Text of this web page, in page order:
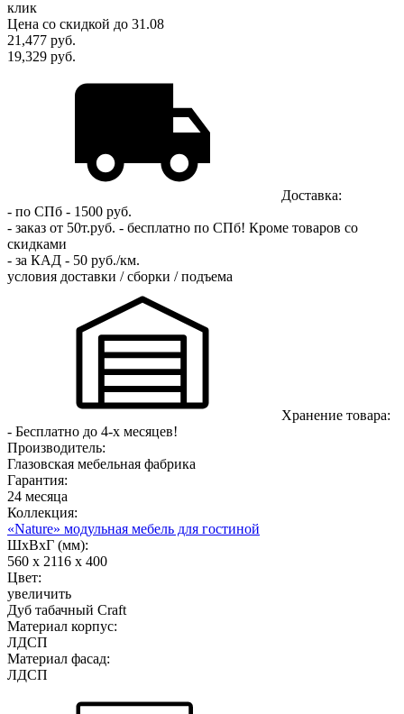
клик
Цена со скидкой до 31.08
21,477 руб.
19,329 руб.
Доставка:
- по СПб - 1500 руб.
- заказ от 50т.руб. - бесплатно по СПб! Кроме товаров со
скидками
- за КАД - 50 руб./км.
условия доставки / сборки / подъема
Хранение товара:
- Бесплатно до 4-х месяцев!
Производитель:
Глазовская мебельная фабрика
Гарантия:
24 месяца
Коллекция:
«Nature» модульная мебель для гостиной
ШхВхГ (мм):
560 х 2116 х 400
Цвет:
увеличить
Дуб табачный Craft
Материал корпус:
ЛДСП
Материал фасад:
ЛДСП